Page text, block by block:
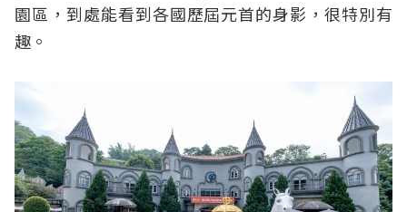
園區，到處能看到各國歷屆元首的身影，很特別有
趣。